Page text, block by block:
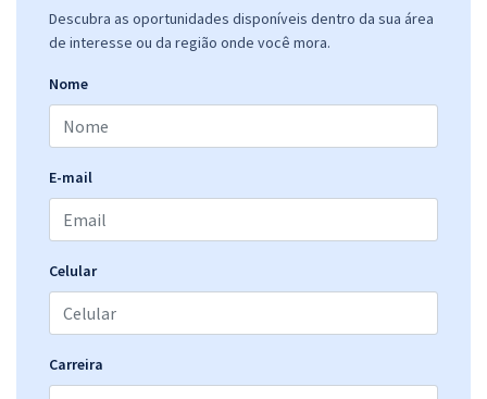
Descubra as oportunidades disponíveis dentro da sua área
de interesse ou da região onde você mora.
Nome
E-mail
Celular
Carreira